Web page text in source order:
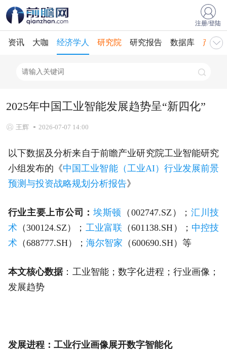
注册/登陆
资讯 大咖 经济学人 研究院 研究报告 数据库 产业
2025年中国工业智能发展趋势呈“新四化”
王辉 2026-07-07 14:00
以下数据及分析来自于前瞻产业研究院工业智能研究
小组发布的《中国工业智能（工业AI）行业发展前景
预测与投资战略规划分析报告》
行业主要上市公司： 埃斯顿 （002747.SZ）； 汇川技
术（300124.SZ）； 工业富联 （601138.SH）； 中控技
术（688777.SH）； 海尔智家 （600690.SH）等
本文核心数据：工业智能；数字化进程；行业画像；
发展趋势
发展进程：工业行业画像展开数字智能化